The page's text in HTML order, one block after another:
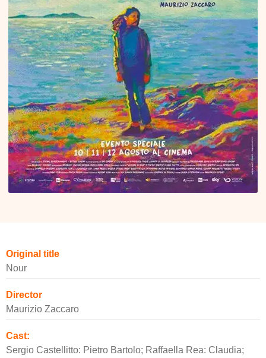
Original title
Nour
Director
Maurizio Zaccaro
Cast:
Sergio Castellitto: Pietro Bartolo; Raffaella Rea: Claudia;